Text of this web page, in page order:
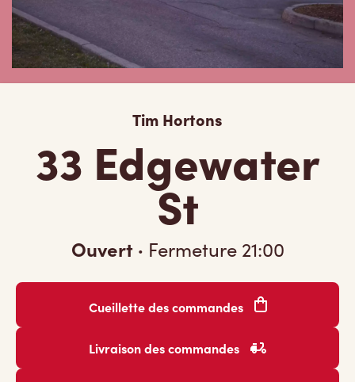
Tim Hortons
33 Edgewater
St
Ouvert · Fermeture 21:00
Cueillette des commandes
Livraison des commandes